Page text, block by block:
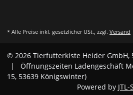
* Alle Preise inkl. gesetzlicher USt., zzgl. Versand
© 2026 Tierfutterkiste Heider GmbH,
| Öffnungszeiten Ladengeschäft
15, 53639 Königswinter)
Powered by